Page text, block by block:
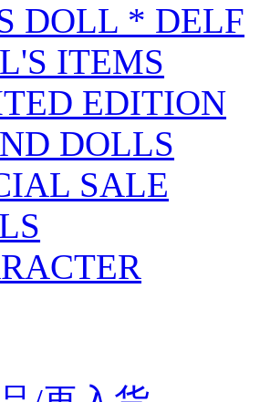
DOLL * DELF
ITEMS
EDITION
DOLLS
SALE